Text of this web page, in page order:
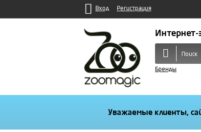
Вход Регистрация
Интернет-
Бренды
Уважаемые клиенты,